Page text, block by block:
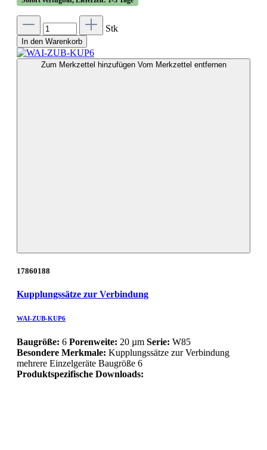
Stk
In den Warenkorb
Zum Merkzettel hinzufügen Vom Merkzettel entfernen
17860188
Kupplungssätze zur Verbindung
WAI-ZUB-KUP6
Baugröße: 6 Porenweite: 20 µm Serie: W85
Besondere Merkmale: Kupplungssätze zur Verbindung
mehrere Einzelgeräte Baugröße 6
Produktspezifische Downloads: